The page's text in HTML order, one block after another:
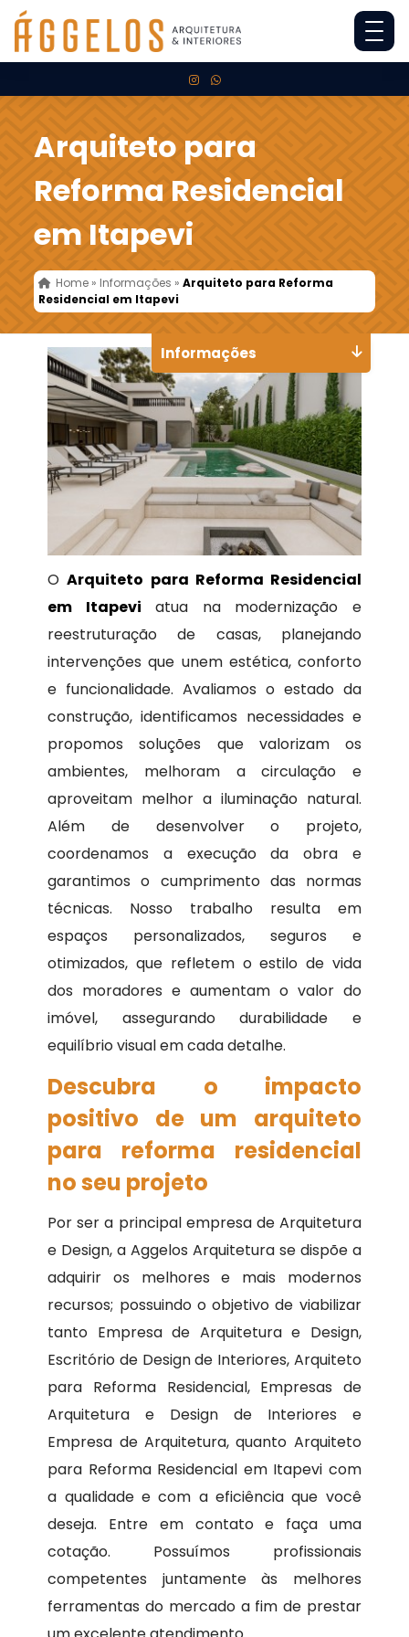
Arquiteto para
Reforma Residencial
em Itapevi
Home » Informações »Arquiteto para Reforma
Residencial em Itapevi
OArquiteto para Reforma Residencial
em Itapevi atua na modernização e
reestruturação de casas, planejando
intervenções que unem estética, conforto
e funcionalidade. Avaliamos o estado da
construção, identificamos necessidades e
propomos soluções que valorizam os
ambientes, melhoram a circulação e
aproveitam melhor a iluminação natural.
Além de desenvolver o projeto,
coordenamos a execução da obra e
garantimos o cumprimento das normas
técnicas. Nosso trabalho resulta em
espaços personalizados, seguros e
otimizados, que refletem o estilo de vida
dos moradores e aumentam o valor do
imóvel, assegurando durabilidade e
equilíbrio visual em cada detalhe.
Descubra o impacto
positivo de um arquiteto
para reforma residencial
no seu projeto
Por ser a principal empresa de Arquitetura
e Design, a Aggelos Arquitetura se dispõe a
adquirir os melhores e mais modernos
recursos; possuindo o objetivo de viabilizar
tanto Empresa de Arquitetura e Design,
Escritório de Design de Interiores, Arquiteto
para Reforma Residencial, Empresas de
Arquitetura e Design de Interiores e
Empresa de Arquitetura, quanto Arquiteto
para Reforma Residencial em Itapevi com
a qualidade e com a eficiência que você
deseja. Entre em contato e faça uma
cotação. Possuímos profissionais
competentes juntamente às melhores
ferramentas do mercado a fim de prestar
Informações